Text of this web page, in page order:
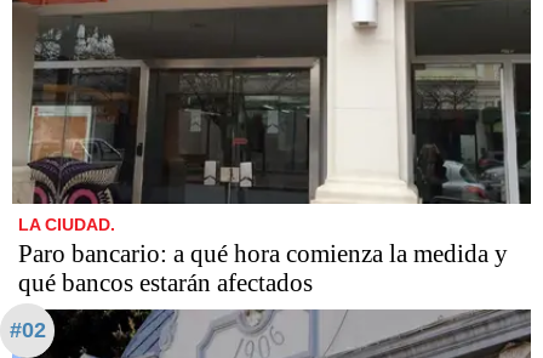
LA CIUDAD.
Paro bancario: a qué hora comienza la medida y
qué bancos estarán afectados
#02